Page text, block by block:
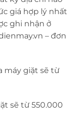
giá hợp lý nhất
ghi nhận ở
– đơn
máy giặt sẽ từ
sẽ từ 550.000